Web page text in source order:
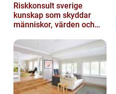
Riskkonsult sverige
kunskap som skyddar
människor, värden och